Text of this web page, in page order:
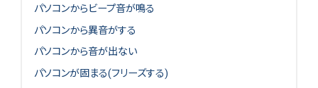
パソコンからビープ音が鳴る
パソコンから異音がする
パソコンから音が出ない
パソコンが固まる(フリーズする)